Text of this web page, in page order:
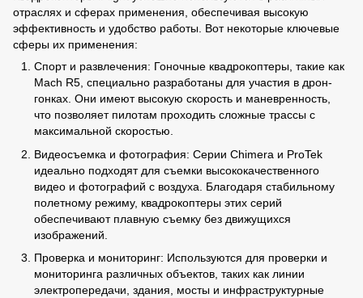
отраслях и сферах применения, обеспечивая высокую
эффективность и удобство работы. Вот некоторые ключевые
сферы их применения:
Спорт и развлечения: Гоночные квадрокоптеры, такие как
Mach R5, специально разработаны для участия в дрон-
гонках. Они имеют высокую скорость и маневренность,
что позволяет пилотам проходить сложные трассы с
максимальной скоростью.
Видеосъемка и фотография: Серии Chimera и ProTek
идеально подходят для съемки высококачественного
видео и фотографий с воздуха. Благодаря стабильному
полетному режиму, квадрокоптеры этих серий
обеспечивают плавную съемку без движущихся
изображений.
Проверка и мониторинг: Используются для проверки и
мониторинга различных объектов, таких как линии
электропередачи, здания, мосты и инфраструктурные